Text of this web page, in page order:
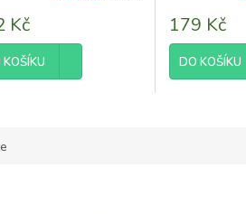
Kč 179 Kč
DO KOŠÍKU